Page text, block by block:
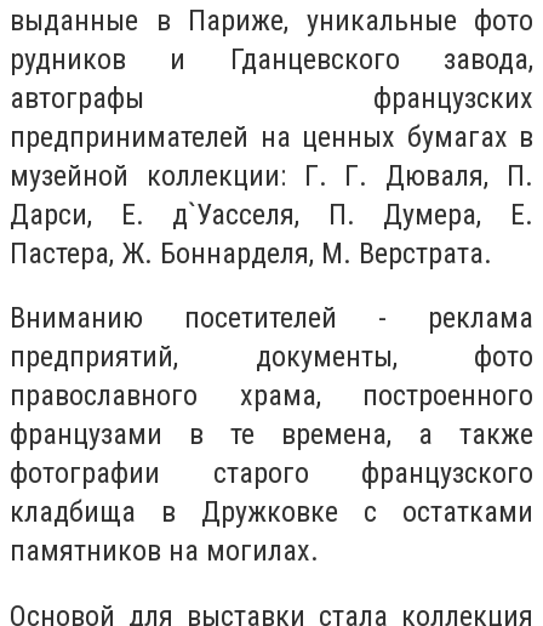
выданные в Париже, уникальные фото
рудников и Гданцевского завода,
автографы французских
предпринимателей на ценных бумагах в
музейной коллекции: Г. Г. Дюваля, П.
Дарси, Е. д`Уасселя, П. Думера, Е.
Пастера, Ж. Боннарделя, М. Верстрата.
Вниманию посетителей - реклама
предприятий, документы, фото
православного храма, построенного
французами в те времена, а также
фотографии старого французского
кладбища в Дружковке с остатками
памятников на могилах.
Основой для выставки стала коллекция